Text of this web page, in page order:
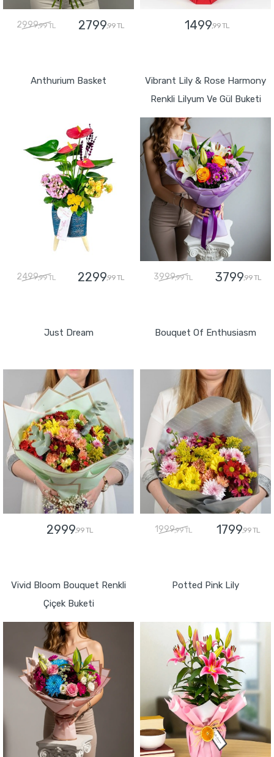
2999,99 TL 2799,99 TL 1499,99 TL
Anthurium Basket
2499,99 TL 2299,99 TL
Vibrant Lily & Rose Harmony
Renkli Lilyum Ve Gül Buketi
3999,99 TL 3799,99 TL
Just Dream
2999,99 TL
Bouquet Of Enthusiasm
1999,99 TL 1799,99 TL
Vivid Bloom Bouquet Renkli
Çiçek Buketi
Potted Pink Lily